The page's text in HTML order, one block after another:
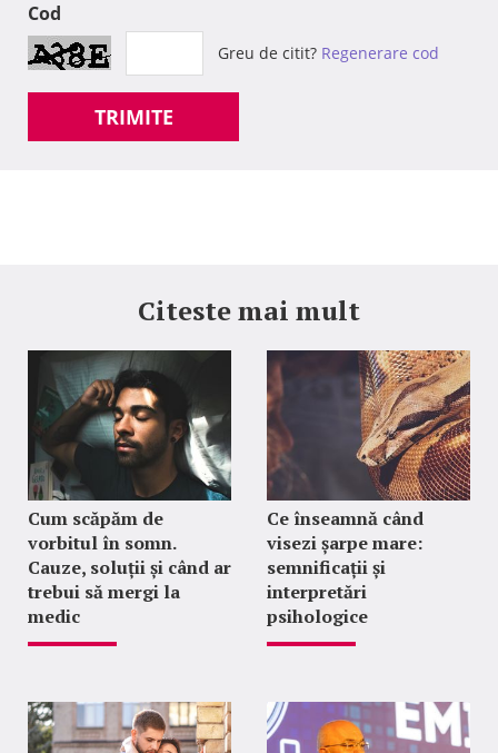
Cod
Greu de citit? Regenerare cod
TRIMITE
Citeste mai mult
Cum scăpăm de
vorbitul în somn.
Cauze, soluții și când ar
trebui să mergi la
medic
Ce înseamnă când
visezi șarpe mare:
semnificații și
interpretări
psihologice